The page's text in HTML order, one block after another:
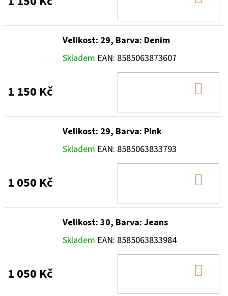
Velikost: 29, Barva: Denim
Skladem EAN: 8585063873607
1 150 Kč
Velikost: 29, Barva: Pink
Skladem EAN: 8585063833793
1 050 Kč
Velikost: 30, Barva: Jeans
Skladem EAN: 8585063833984
1 050 Kč